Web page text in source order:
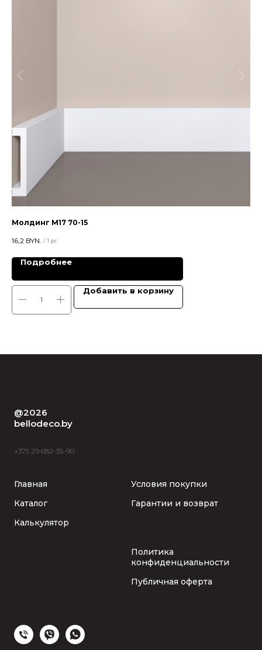
Молдинг М17 70-15
16,2 BYN. / 1 pc
Подробнее
Добавить в корзину
@2026
bellodeco.by
+375 29 682-35-90
Главная
Каталог
Калькулятор
Условия покупки
Гарантии и возврат
Политика
конфиденциальности
Публичная оферта